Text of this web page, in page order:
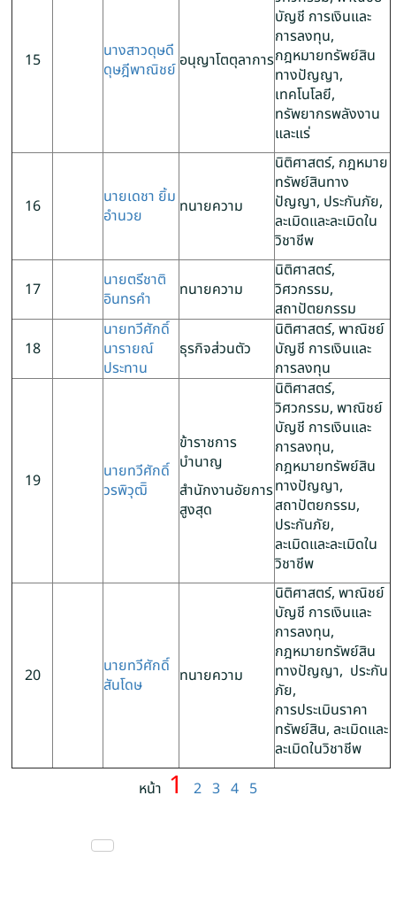
15
นางสาวดุษดี
ดุษฎีพาณิชย์ อนุญาโตตุลาการ
บัญชี การเงินและ
การลงทุน,
กฎหมายทรัพย์สิน
ทางปัญญา,
เทคโนโลยี,
ทรัพยากรพลังงาน
และแร่
16
นายเดชา ยิ้ม
อำนวย
ทนายความ
นิติศาสตร์, กฎหมาย
ทรัพย์สินทาง
ปัญญา, ประกันภัย,
ละเมิดและละเมิดใน
วิชาชีพ
17
นายตรีชาติ
อินทรคำ
ทนายความ
นิติศาสตร์,
วิศวกรรม,
สถาปัตยกรรม
18
นายทวีศักดิ์
นารายณ์
ประทาน
ธุรกิจส่วนตัว
นิติศาสตร์, พาณิชย์
บัญชี การเงินและ
การลงทุน
19
นายทวีศักดิ์
วรพิวุฒิิ
ข้าราชการ
บำนาญ
สำนักงานอัยการ
สูงสุด
นิติศาสตร์,
วิศวกรรม, พาณิชย์
บัญชี การเงินและ
การลงทุน,
กฎหมายทรัพย์สิน
ทางปัญญา,
สถาปัตยกรรม,
ประกันภัย,
ละเมิดและละเมิดใน
วิชาชีพ
20
นายทวีศักดิ์
สันโดษ
ทนายความ
นิติศาสตร์, พาณิชย์
บัญชี การเงินและ
การลงทุน,
กฎหมายทรัพย์สิน
ทางปัญญา, ประกัน
ภัย,
การประเมินราคา
ทรัพย์สิน, ละเมิดและ
ละเมิดในวิชาชีพ
หน้า 1 2 3 4 5